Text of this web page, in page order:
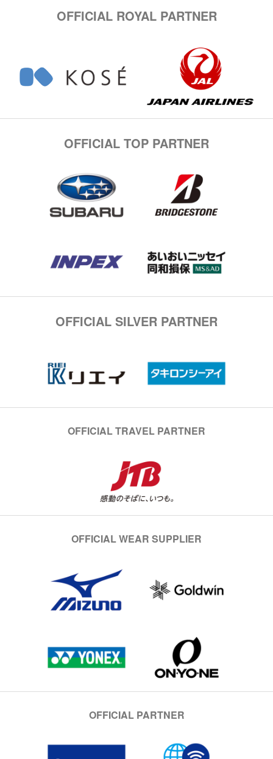
OFFICIAL ROYAL PARTNER
OFFICIAL TOP PARTNER
OFFICIAL SILVER PARTNER
OFFICIAL TRAVEL PARTNER
OFFICIAL WEAR SUPPLIER
OFFICIAL PARTNER